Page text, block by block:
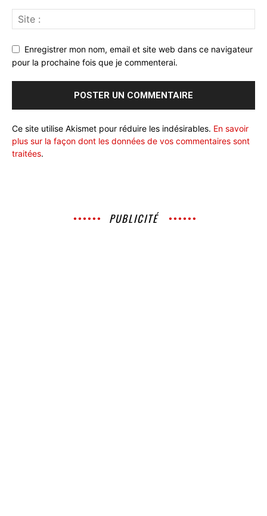
Enregistrer mon nom, email et site web dans ce navigateur
pour la prochaine fois que je commenterai.
Ce site utilise Akismet pour réduire les indésirables. En savoir
plus sur la façon dont les données de vos commentaires sont
traitées.
PUBLICITÉ